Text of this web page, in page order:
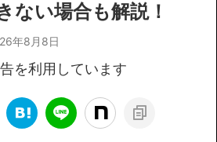
ない場合も解説！
年8月8日
を利用しています